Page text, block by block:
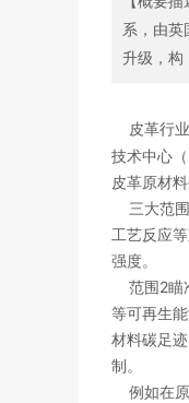
系，由
升级，构
皮革行业
技术中心
皮革原材
三大范围
工艺反应
强度。
范围2瞄
等可再生
材料碳足
制。
例如在原